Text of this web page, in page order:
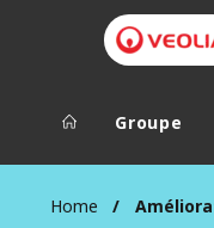
Groupe Veolia
Groupe
Home